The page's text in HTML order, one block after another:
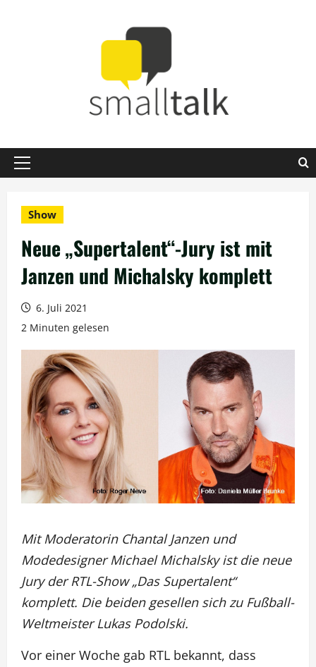
Primäres
Show
Neue „Supertalent“-Jury ist mit
Janzen und Michalsky komplett
6. Juli 2021
2 Minuten gelesen
Mit Moderatorin Chantal Janzen und
Modedesigner Michael Michalsky ist die neue
Jury der RTL-Show „Das Supertalent“
komplett. Die beiden gesellen sich zu Fußball-
Weltmeister Lukas Podolski.
Vor einer Woche gab RTL bekannt, dass